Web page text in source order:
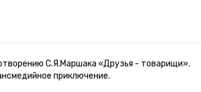
С.Я.Маршака «Друзья - товарищи».
приключение.